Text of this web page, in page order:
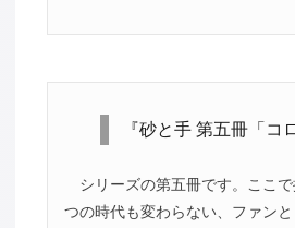
『砂と手 第五冊「コ
シリーズの第五冊です。ここ
つの時代も変わらない、ファン